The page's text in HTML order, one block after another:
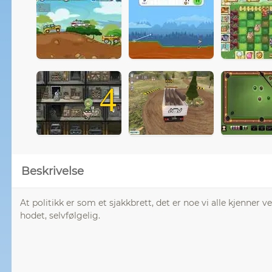
4
Beskrivelse
At politikk er som et sjakkbrett, det er noe vi alle kjenner
hodet, selvfølgelig.